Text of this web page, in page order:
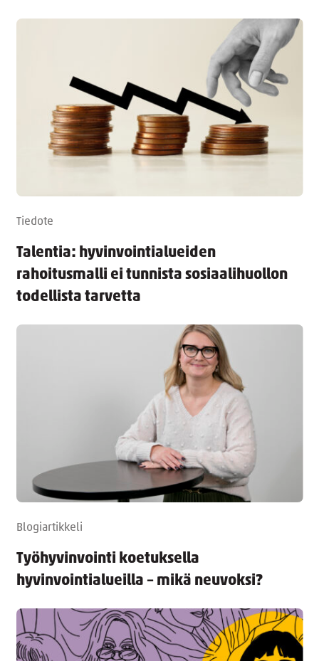
Tiedote
Talentia: hyvinvointialueiden
rahoitusmalli ei tunnista sosiaalihuollon
todellista tarvetta
Blogiartikkeli
Työhyvinvointi koetuksella
hyvinvointialueilla – mikä neuvoksi?